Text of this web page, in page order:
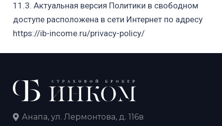
1 1 .3. Актуальная версия Политики в свободном
доступе расположена в сети Интернет по адресу
https://ib-income.ru/privacy-policy/
Анапа, ул. Лермонтова, д. 116в